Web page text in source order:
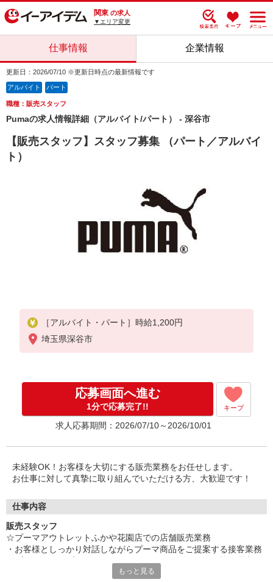
関東 の求人
▼エリア変更
仕事情報 企業情報
更新日：2026/07/10 ※更新日時点の最新情報です
アルバイト パート
職種：販売スタッフ
Pumaの求人情報詳細（アルバイト/パート） - 深谷市
【販売スタッフ】スタッフ募集 （パート／アルバイ
ト）
［アルバイト・パート］時給1,200円
埼玉県深谷市
応募画面へ進む
1分で応募完了!! キープ
求人応募期間：2026/07/10～2026/10/01
未経験OK！お客様を大切にする販売業務をお任せします。
お仕事に対して真摯に取り組んでいただける方、大歓迎です！
仕事内容
販売スタッフ
☆プーマアウトレットふかや花園店での店舗販売業務
・お客様としっかり対話しながらプーマ商品をご提案する接客業務
もっと見る